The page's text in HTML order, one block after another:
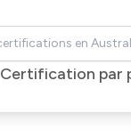
Certification par